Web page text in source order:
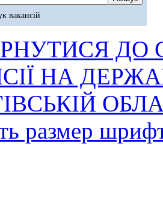
вакансій
ДО
НА
размер